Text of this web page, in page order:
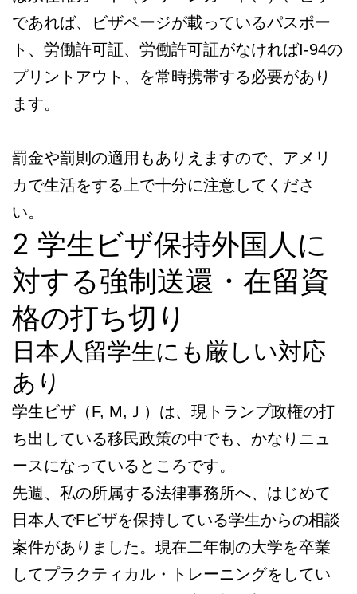
であれば、ビザページが載っているパスポー
ト、労働許可証、労働許可証がなければI-94の
プリントアウト、を常時携帯する必要があり
ます。
罰金や罰則の適用もありえますので、アメリ
カで生活をする上で十分に注意してくださ
い。
2 学生ビザ保持外国人に
対する強制送還・在留資
格の打ち切り
日本人留学生にも厳しい対応
あり
学生ビザ（F, M,Ｊ）は、現トランプ政権の打
ち出している移民政策の中でも、かなりニュ
ースになっているところです。
先週、私の所属する法律事務所へ、はじめて
日本人でFビザを保持している学生からの相談
案件がありました。現在二年制の大学を卒業
してプラクティカル・トレーニングをしてい